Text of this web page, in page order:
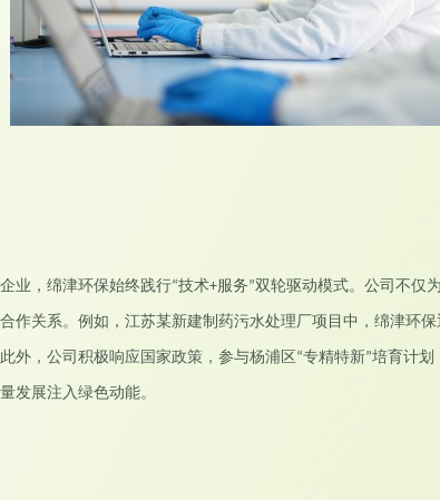
业，绵津环保始终践行“技术+服务”双轮驱动模式。公司不仅
作关系。例如，江苏某新建制药污水处理厂项目中，绵津环
外，公司积极响应国家政策，参与杨浦区“专精特新”培育计划
发展注入绿色动能。